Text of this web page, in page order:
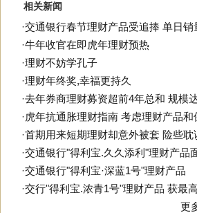
相关新闻
·交通银行春节理财产品受追捧 单日销
·牛年收官在即虎年理财预热
·理财不妨学孔子
·理财年终奖,幸福更持久
·去年券商理财募资超前4年总和 规模
·虎年抗通胀理财指南 考虑理财产品和
·首期用来短期理财却意外被套 险些耽
·交通银行"得利宝.久久添利"理财产品
·交通银行"得利宝·深蓝1号"理财产品
·交行"得利宝.浓青1号"理财产品 获最
更